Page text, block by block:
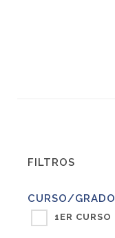
FILTROS
CURSO/GRADO
1ER CURSO